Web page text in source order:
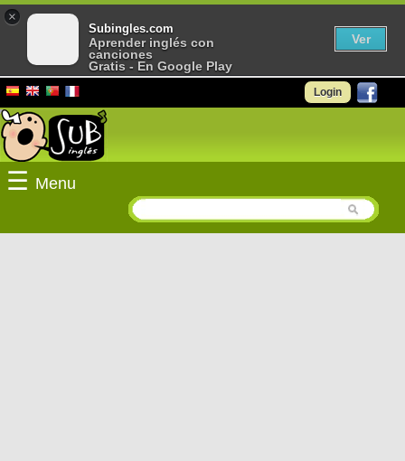
Login
☰ Menu
×
Subingles.com
Aprender inglés con
canciones
Gratis - En Google Play
Ver